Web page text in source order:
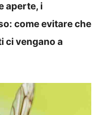
aperte, i
come evitare che
ci vengano a